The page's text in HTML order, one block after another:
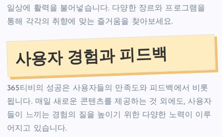
일상에 활력을 불어넣습니다. 다양한 장르와 프로그램을
통해 각각의 취향에 맞는 즐거움을 찾아보세요.
사용자 경험과 피드백
365티비의 성공은 사용자들의 만족도와 피드백에서 비롯
됩니다. 매일 새로운 콘텐츠를 제공하는 것 외에도, 사용자
들이 느끼는 경험의 질을 높이기 위한 다양한 노력이 이루
어지고 있습니다.